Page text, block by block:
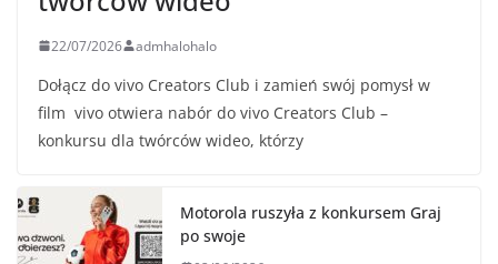
22/07/2026 admhalohalo
Dołącz do vivo Creators Club i zamień swój pomysł w
film vivo otwiera nabór do vivo Creators Club –
konkursu dla twórców wideo, którzy
Motorola ruszyła z konkursem Graj
po swoje